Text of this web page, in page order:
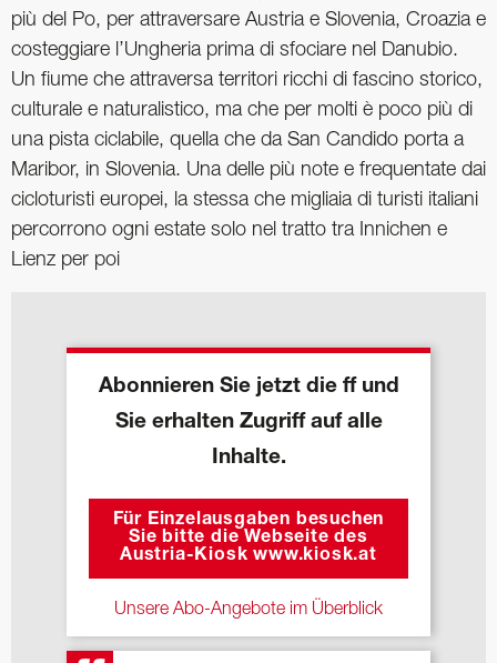
più del Po, per attraversare Austria e Slovenia, Croazia e
costeggiare l’Ungheria prima di sfociare nel Danubio.
Un fiume che attraversa territori ricchi di fascino storico,
culturale e naturalistico, ma che per molti è poco più di
una pista ciclabile, quella che da San Candido porta a
Maribor, in Slovenia. Una delle più note e frequentate dai
cicloturisti europei, la stessa che migliaia di turisti italiani
percorrono ogni estate solo nel tratto tra Innichen e
Lienz per poi
Abonnieren Sie jetzt die ff und
Sie erhalten Zugriff auf alle
Inhalte.
Für Einzelausgaben besuchen
Sie bitte die Webseite des
Austria-Kiosk www.kiosk.at
Unsere Abo-Angebote im Überblick